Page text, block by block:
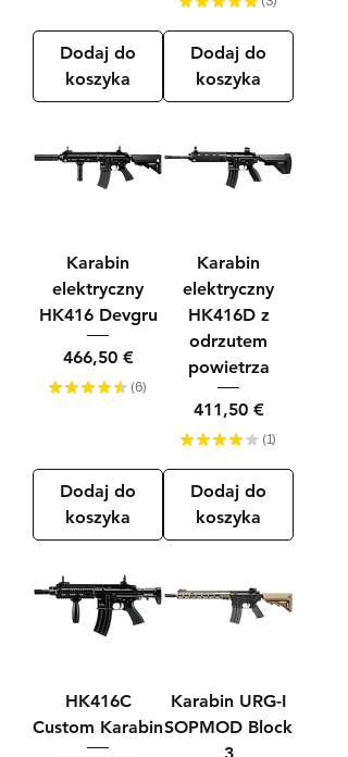
Dodaj do
koszyka
3
Dodaj do
koszyka
Karabin
elektryczny
HK416 Devgru
Cena
466,50 €
★ ★ ★ ★ ★ 6
6
Dodaj do
koszyka
Karabin
elektryczny
HK416D z
odrzutem
powietrza
Cena
411,50 €
★ ★ ★ ★ ★ 1
1
Dodaj do
koszyka
HK416C
Custom Karabin
Karabin URG-I
SOPMOD Block